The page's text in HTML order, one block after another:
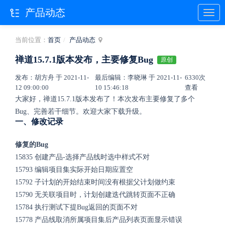
当前位置： 首页 产品动态
禅道15.7.1版本发布，主要修复Bug 原创
发布：胡方舟 于 2021-11-
12 09:00:00
最后编辑：李晓琳 于 2021-11-
10 15:46:18
6330次
查看
大家好，禅道15.7.1版本发布了！本次发布主要修复了多个
Bug、完善若干细节。欢迎大家下载升级。
一、修改记录
修复的Bug
15835 创建产品-选择产品线时选中样式不对
15793 编辑项目集实际开始日期应置空
15792 子计划的开始结束时间没有根据父计划做约束
15790 无关联项目时，计划创建迭代跳转页面不正确
15784 执行测试下提Bug返回的页面不对
15778 产品线取消所属项目集后产品列表页面显示错误
产品动态